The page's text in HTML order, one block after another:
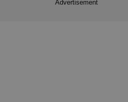
Advertisement